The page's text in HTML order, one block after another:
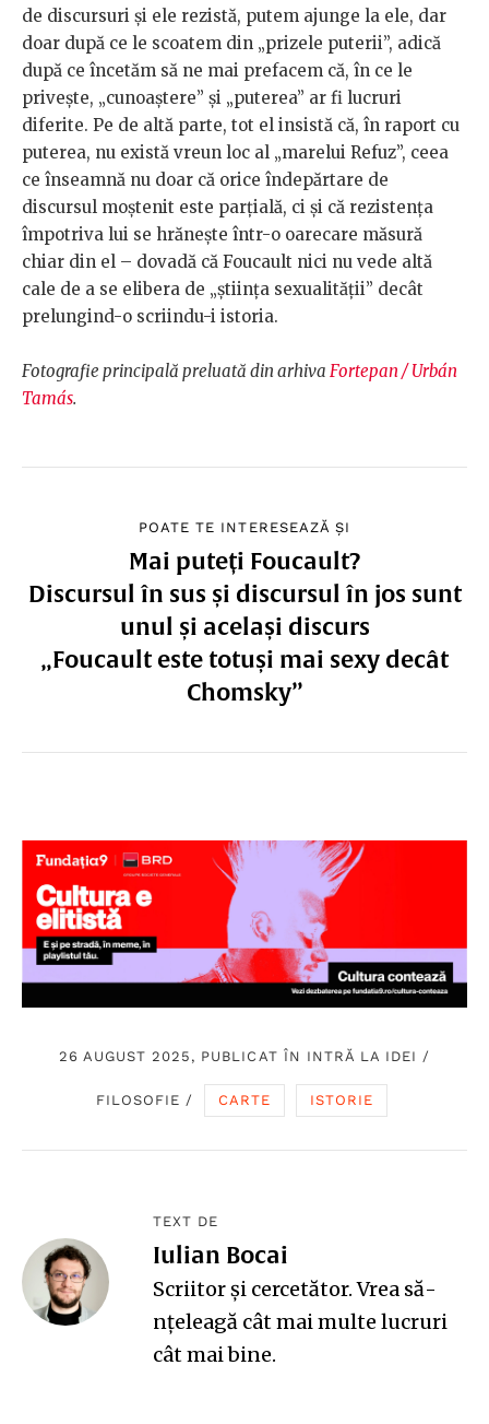
de discursuri și ele rezistă, putem ajunge la ele, dar
doar după ce le scoatem din „prizele puterii”, adică
după ce încetăm să ne mai prefacem că, în ce le
privește, „cunoaștere” și „puterea” ar fi lucruri
diferite. Pe de altă parte, tot el insistă că, în raport cu
puterea, nu există vreun loc al „marelui Refuz”, ceea
ce înseamnă nu doar că orice îndepărtare de
discursul moștenit este parțială, ci și că rezistența
împotriva lui se hrănește într-o oarecare măsură
chiar din el – dovadă că Foucault nici nu vede altă
cale de a se elibera de „știința sexualității” decât
prelungind-o scriindu-i istoria.
Fotografie principală preluată din arhiva Fortepan / Urbán
Tamás.
POATE TE INTERESEAZĂ ȘI
Mai puteți Foucault?
Discursul în sus și discursul în jos sunt
unul și același discurs
„Foucault este totuși mai sexy decât
Chomsky”
26 AUGUST 2025, PUBLICAT ÎN INTRĂ LA IDEI /
FILOSOFIE / CARTE ISTORIE
TEXT DE
Iulian Bocai
Scriitor și cercetător. Vrea să-
nțeleagă cât mai multe lucruri
cât mai bine.